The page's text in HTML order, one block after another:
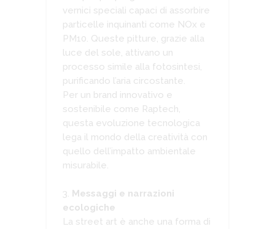
vernici speciali capaci di assorbire
particelle inquinanti come NOx e
PM10. Queste pitture, grazie alla
luce del sole, attivano un
processo simile alla fotosintesi,
purificando l’aria circostante.
Per un brand innovativo e
sostenibile come Raptech,
questa evoluzione tecnologica
lega il mondo della creatività con
quello dell’impatto ambientale
misurabile.
Messaggi e narrazioni
ecologiche
La street art è anche una forma di